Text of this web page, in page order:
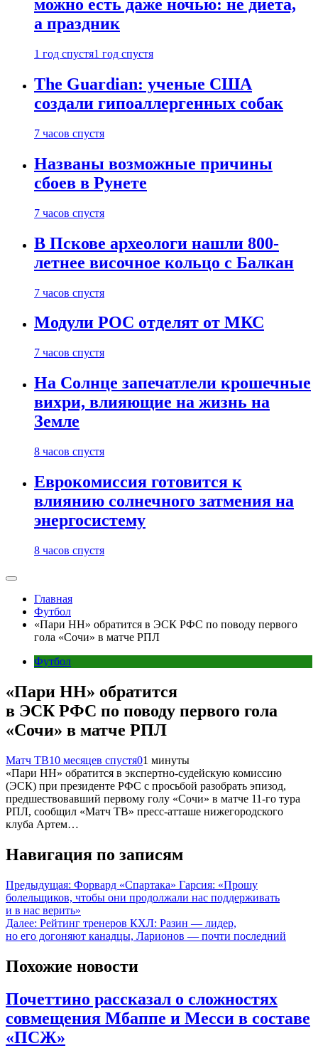
можно есть даже ночью: не диета,
а праздник
1 год спустя1 год спустя
The Guardian: ученые США
создали гипоаллергенных собак
7 часов спустя
Названы возможные причины
сбоев в Рунете
7 часов спустя
В Пскове археологи нашли 800-
летнее височное кольцо с Балкан
7 часов спустя
Модули РОС отделят от МКС
7 часов спустя
На Солнце запечатлели крошечные
вихри, влияющие на жизнь на
Земле
8 часов спустя
Еврокомиссия готовится к
влиянию солнечного затмения на
энергосистему
8 часов спустя
Главная
Футбол
«Пари НН» обратится в ЭСК РФС по поводу первого
гола «Сочи» в матче РПЛ
Футбол
«Пари НН» обратится
в ЭСК РФС по поводу первого гола
«Сочи» в матче РПЛ
Матч ТВ10 месяцев спустя01 минуты
«Пари НН» обратится в экспертно‑судейскую комиссию
(ЭСК) при президенте РФС с просьбой разобрать эпизод,
предшествовавший первому голу «Сочи» в матче 11‑го тура
РПЛ, сообщил «Матч ТВ» пресс‑атташе нижегородского
клуба Артем…
Навигация по записям
Предыдущая: Форвард «Спартака» Гарсия: «Прошу
болельщиков, чтобы они продолжали нас поддерживать
и в нас верить»
Далее: Рейтинг тренеров КХЛ: Разин — лидер,
но его догоняют канадцы, Ларионов — почти последний
Похожие новости
Почеттино рассказал о сложностях
совмещения Мбаппе и Месси в составе
«ПСЖ»